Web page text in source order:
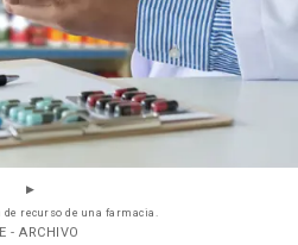
recurso de una farmacia.
- ARCHIVO